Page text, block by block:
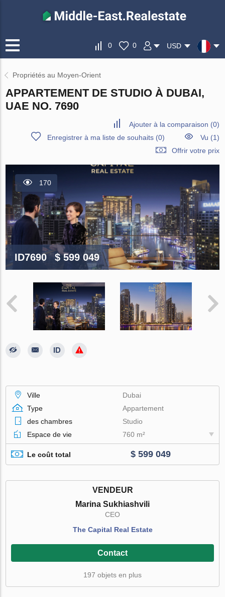
0 0 USD
Propriétés au Moyen-Orient
APPARTEMENT DE STUDIO À DUBAI,
UAE NO. 7690
Ajouter à la comparaison (0)
Enregistrer à ma liste de souhaits(0)
Vu (1)
Offrir votre prix
170
ID7690 $ 599 049
Ville
Dubai
Type
Appartement
des chambres
Studio
Espace de vie
760 m²
Le coût total $ 599 049
VENDEUR
Marina Sukhiashvili
CEO
The Capital Real Estate
Contact
197 objets en plus